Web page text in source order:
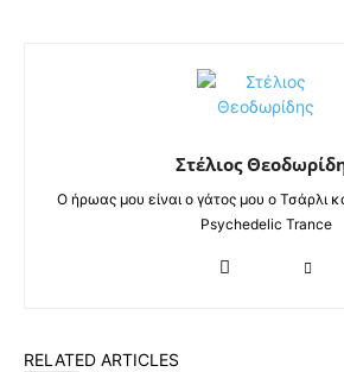
Στέλιος
Ο ήρωας μου είναι ο γάτος μου ο Τσάρλι
Psychedelic Trance
RELATED ARTICLES